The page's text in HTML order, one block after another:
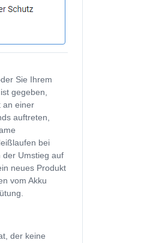
Sie Ihrem
gegeben,
an einer
auftreten,
bei
der Umstieg auf
neues Produkt
vom Akku
der keine